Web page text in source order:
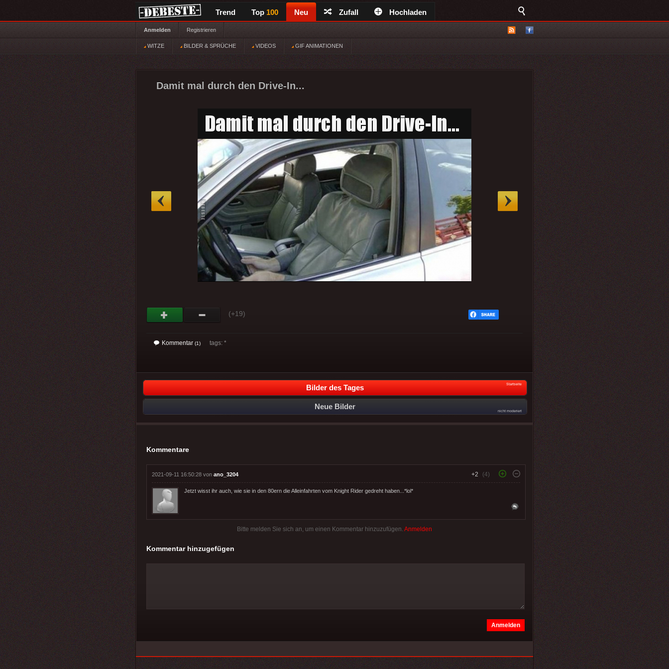
Trend Top 100 Neu Zufall Hochladen
Anmelden Registrieren
WITZE BILDER & SPRÜCHE VIDEOS GIF ANIMATIONEN
Damit mal durch den Drive-In...
(+19)
Kommentar (1) tags: *
Bilder des Tages Startseite
Neue Bilder
nicht moderiert
Kommentare
2021-09-11 16:50:28 von ano_3204 +2 (4)
Jetzt wisst ihr auch, wie sie in den 80ern die Alleinfahrten vom Knight Rider gedreht haben...*lol*
Bitte melden Sie sich an, um einen Kommentar hinzuzufügen. Anmelden
Kommentar hinzugefügen